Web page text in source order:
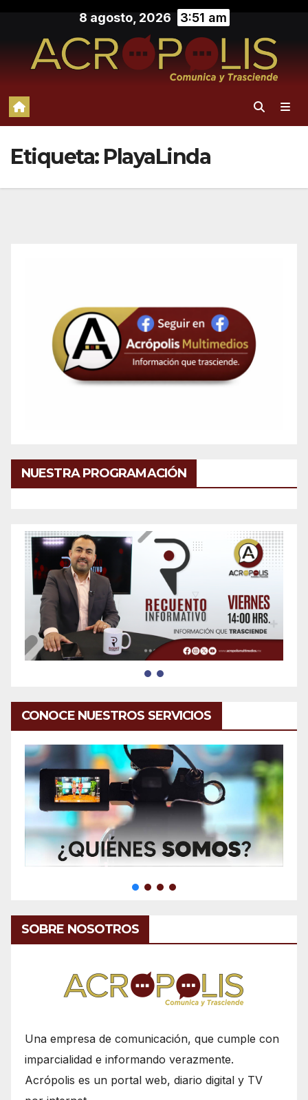
contenido
8 agosto, 2026 3:51 am
Etiqueta: PlayaLinda
NUESTRA PROGRAMACIÓN
CONOCE NUESTROS SERVICIOS
SOBRE NOSOTROS
Una empresa de comunicación, que cumple con
imparcialidad e informando verazmente.
Acrópolis es un portal web, diario digital y TV